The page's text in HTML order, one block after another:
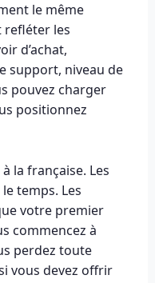
le même
refléter les
d’achat,
support, niveau de
pouvez charger
positionnez
la française. Les
temps. Les
votre premier
commencez à
perdez toute
vous devez offrir